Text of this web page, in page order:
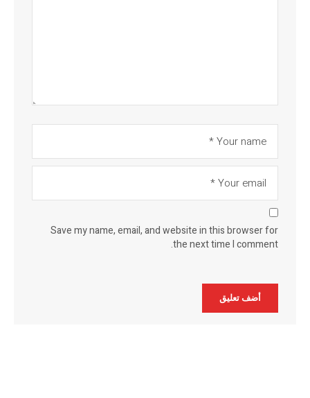
Save my name, email, and website in this browser for
the next time I comment.